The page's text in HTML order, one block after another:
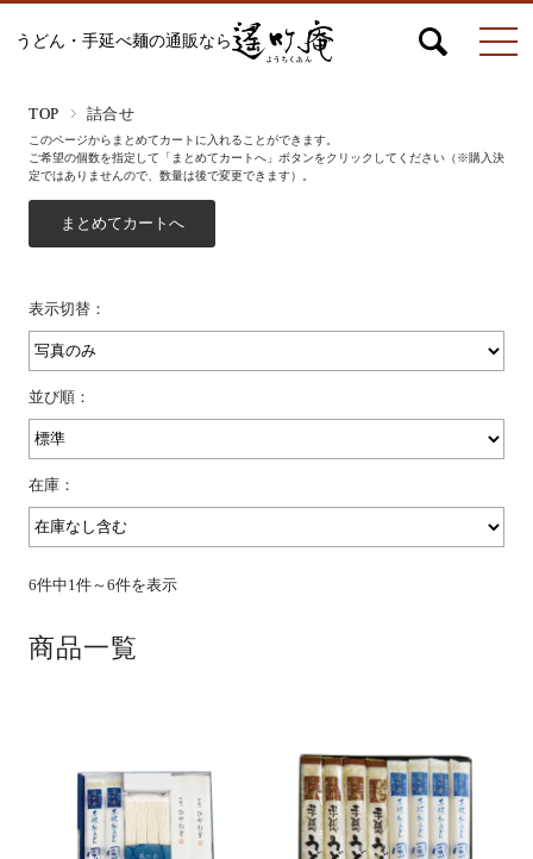
うどん・手延べ麺の通販なら
そうめん
ひやむぎ
パスタ
TOP 詰合せ
このページからまとめてカートに入れることができます。
ご希望の個数を指定して「まとめてカートへ」ボタンをクリックしてください（※購入決
定ではありませんので、数量は後で変更できます）。
表示切替：
並び順：
在庫：
6件中1件～6件を表示
商品一覧